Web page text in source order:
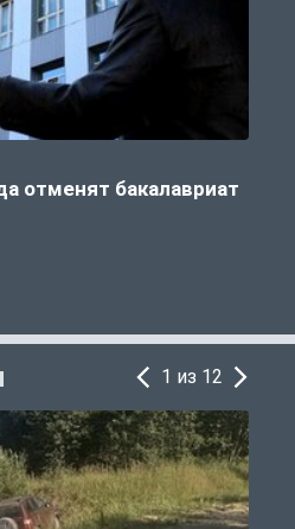
отменят бакалавриат
1 из 12